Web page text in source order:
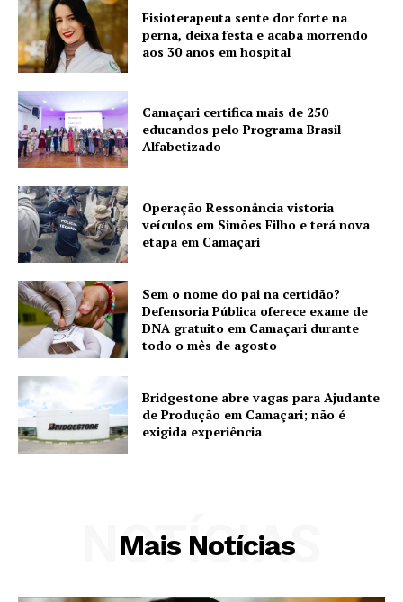
Fisioterapeuta sente dor forte na
perna, deixa festa e acaba morrendo
aos 30 anos em hospital
Camaçari certifica mais de 250
educandos pelo Programa Brasil
Alfabetizado
Operação Ressonância vistoria
veículos em Simões Filho e terá nova
etapa em Camaçari
Sem o nome do pai na certidão?
Defensoria Pública oferece exame de
DNA gratuito em Camaçari durante
todo o mês de agosto
Bridgestone abre vagas para Ajudante
de Produção em Camaçari; não é
exigida experiência
Mais Notícias
NOTÍCIAS